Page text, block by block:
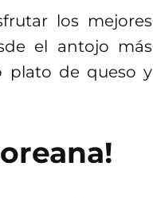
los mejores
el antojo más
plato de queso y